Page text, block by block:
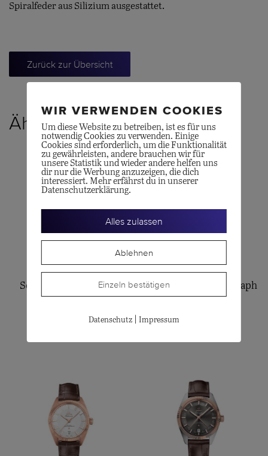
Spiralfeder aus Silizium ausgestattet.
Zurück zur Übersicht
Ähnliche Produkte
OMEGA
Seamaster 300, 41mm
BREITLING
Premier B01 Chronograph
CHF
WIR VERWENDEN COOKIES
Um diese Website zu betreiben, ist es für uns
notwendig Cookies zu verwenden. Einige
Cookies sind erforderlich, um die Funktionalität
zu gewährleisten, andere brauchen wir für
unsere Statistik und wieder andere helfen uns
dir nur die Werbung anzuzeigen, die dich
interessiert. Mehr erfährst du in unserer
Datenschutzerklärung.
Alles zulassen
Ablehnen
Einzeln bestätigen
Datenschutz| Impressum